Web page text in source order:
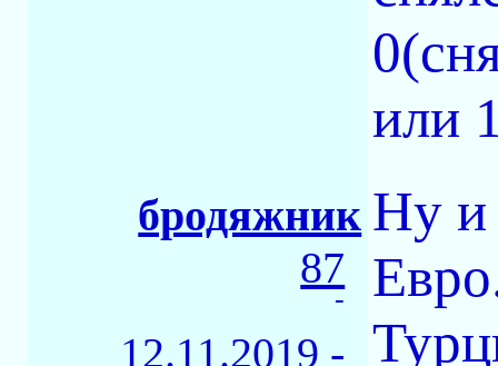
или
бродяжник
87
-
12.11.2019 -
Ну и